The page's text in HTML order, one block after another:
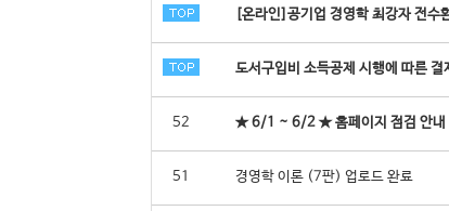
[온라인]공기업 경영학 최강자 전수
도서구입비 소득공제 시행에 따른 결
52 ★ 6/1 ~ 6/2 ★ 홈페이지 점검 안내
51 경영학 이론 (7판) 업로드 완료